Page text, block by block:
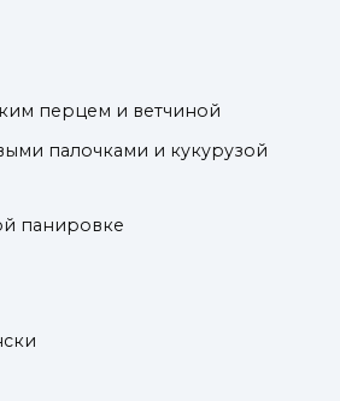
перцем и ветчиной
палочками и кукурузой
панировке